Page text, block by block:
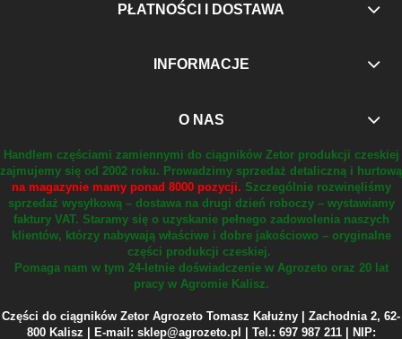
PŁATNOŚCI I DOSTAWA
INFORMACJE
O NAS
Handlem częściami zamiennymi do ciągników Zetor produkcji czeskiej
zajmujemy się od 2002 roku. Prowadzimy sprzedaż detaliczną i hurtową
na magazynie mamy ponad 8000 pozycji. Szczególnie rozwinęliśmy
sprzedaż wysyłkową – dostawa na drugi dzień roboczy – wystawiamy
faktury VAT. Staramy się o uzyskanie pełnego zadowolenia naszych
klientów, którzy nabywają właściwe i dobre jakościowo – oryginalne
części produkcji czeskiej.
Pomaga nam w tym 24-letnie doświadczenie w Agrozeto oraz 20 lat
pracy w Agromie Kalisz.
Części do ciągników Zetor Agrozeto Tomasz Kałużny | Zachodnia 2, 62-
800 Kalisz | E-mail: sklep@agrozeto.pl | Tel.: 697 987 211 | NIP: